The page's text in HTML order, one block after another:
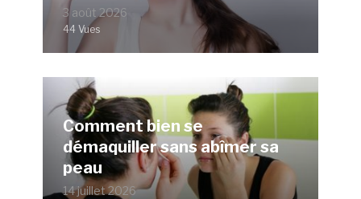
3 août 2026
44 Vues
Comment bien se
démaquiller sans abîmer sa
peau
14 juillet 2026